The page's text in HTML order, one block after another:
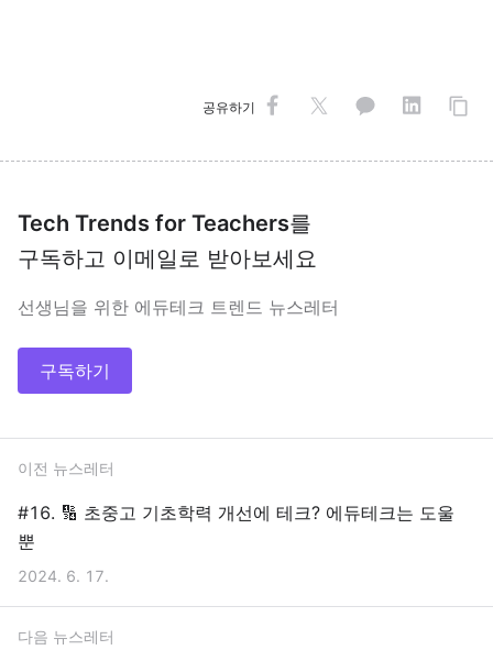
공유하기
Tech Trends for Teachers를
구독하고 이메일로 받아보세요
선생님을 위한 에듀테크 트렌드 뉴스레터
구독하기
이전 뉴스레터
#16. 🔢 초중고 기초학력 개선에 테크? 에듀테크는 도울
뿐
2024. 6. 17.
다음 뉴스레터